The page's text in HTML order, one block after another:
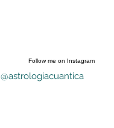
Follow me on Instagram
@astrologiacuantica